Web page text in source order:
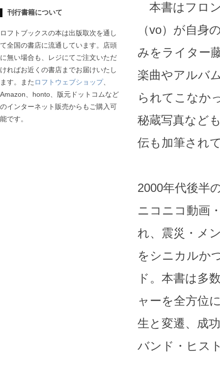
刊行書籍について
ロフトブックスの本は出版取次を通し
て全国の書店に流通しています。店頭
に無い場合も、レジにてご注文いただ
ければお近くの書店までお届けいたし
ます。また ロフトウェブショップ、
Amazon、honto、版元ドットコムなど
のインターネット販売からもご購入可
能です。
本書はフロ
（vo）が自身
みをライター
楽曲やアルバ
られてこなか
秘蔵写真など
伝も加筆され
2000年代後半
ニコニコ動画
れ、震災・メ
をシニカルか
ド。本書は多
ャーを全方位
生と変遷、成
バンド・ヒス